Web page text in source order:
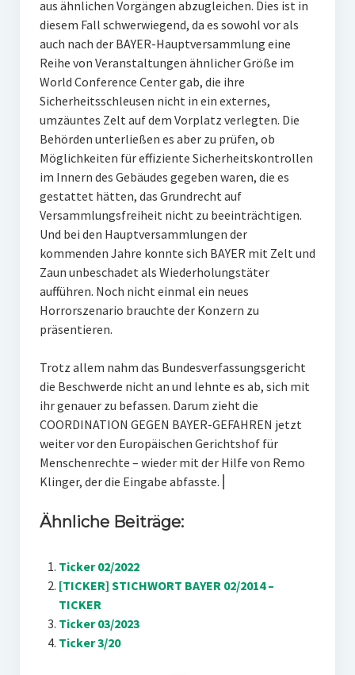
aus ähnlichen Vorgängen abzugleichen. Dies ist in
diesem Fall schwerwiegend, da es sowohl vor als
auch nach der BAYER-Hauptversammlung eine
Reihe von Veranstaltungen ähnlicher Größe im
World Conference Center gab, die ihre
Sicherheitsschleusen nicht in ein externes,
umzäuntes Zelt auf dem Vorplatz verlegten. Die
Behörden unterließen es aber zu prüfen, ob
Möglichkeiten für effiziente Sicherheitskontrollen
im Innern des Gebäudes gegeben waren, die es
gestattet hätten, das Grundrecht auf
Versammlungsfreiheit nicht zu beeinträchtigen.
Und bei den Hauptversammlungen der
kommenden Jahre konnte sich BAYER mit Zelt und
Zaun unbeschadet als Wiederholungstäter
aufführen. Noch nicht einmal ein neues
Horrorszenario brauchte der Konzern zu
präsentieren.
Trotz allem nahm das Bundesverfassungsgericht
die Beschwerde nicht an und lehnte es ab, sich mit
ihr genauer zu befassen. Darum zieht die
COORDINATION GEGEN BAYER-GEFAHREN jetzt
weiter vor den Europäischen Gerichtshof für
Menschenrechte – wieder mit der Hilfe von Remo
Klinger, der die Eingabe abfasste. ⎜
Ähnliche Beiträge:
Ticker 02/2022
[TICKER] STICHWORT BAYER 02/2014 –
TICKER
Ticker 03/2023
Ticker 3/20